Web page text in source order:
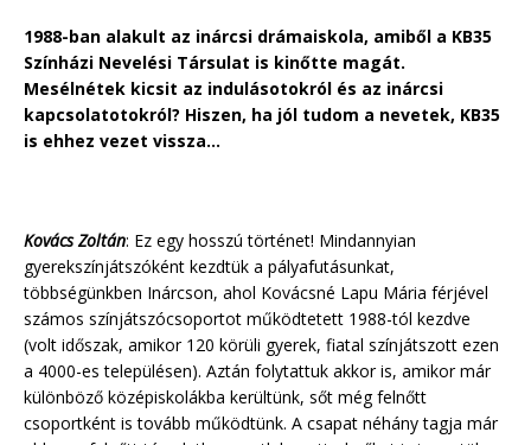
1988-ban alakult az inárcsi drámaiskola, amiből a KB35
Színházi Nevelési Társulat is kinőtte magát.
Mesélnétek kicsit az indulásotokról és az inárcsi
kapcsolatotokról? Hiszen, ha jól tudom a nevetek, KB35
is ehhez vezet vissza…
Kovács Zoltán: Ez egy hosszú történet! Mindannyian
gyerekszínjátszóként kezdtük a pályafutásunkat,
többségünkben Inárcson, ahol Kovácsné Lapu Mária férjével
számos színjátszócsoportot működtetett 1988-tól kezdve
(volt időszak, amikor 120 körüli gyerek, fiatal színjátszott ezen
a 4000-es településen). Aztán folytattuk akkor is, amikor már
különböző középiskolákba kerültünk, sőt még felnőtt
csoportként is tovább működtünk. A csapat néhány tagja már